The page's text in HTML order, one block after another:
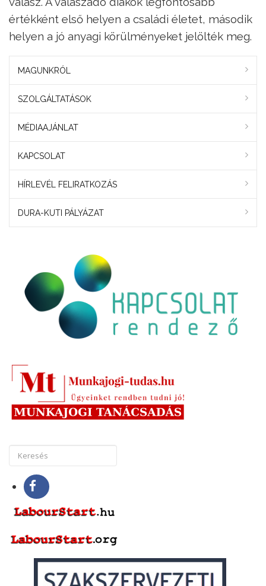
értékként első helyen a családi életet, második
helyen a jó anyagi körülményeket jelölték meg.
MAGUNKRÓL
SZOLGÁLTATÁSOK
MÉDIAAJÁNLAT
KAPCSOLAT
HÍRLEVÉL FELIRATKOZÁS
DURA-KUTI PÁLYÁZAT